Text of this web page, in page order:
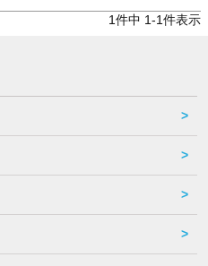
1件中 1-1件表示